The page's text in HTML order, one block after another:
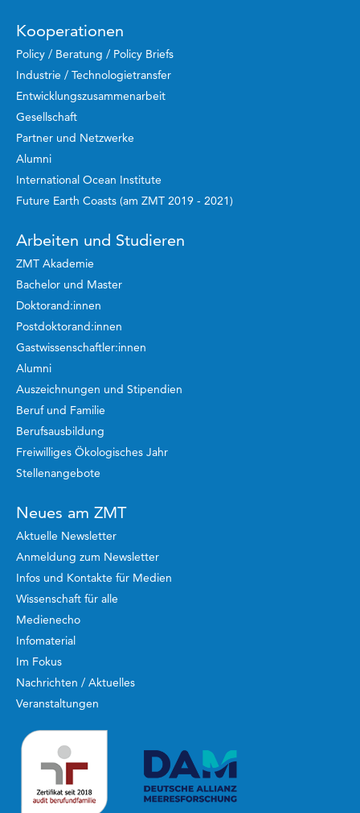
Kooperationen
Policy / Beratung / Policy Briefs
Industrie / Technologietransfer
Entwicklungszusammenarbeit
Gesellschaft
Partner und Netzwerke
Alumni
International Ocean Institute
Future Earth Coasts (am ZMT 2019 - 2021)
Arbeiten und Studieren
ZMT Akademie
Bachelor und Master
Doktorand:innen
Postdoktorand:innen
Gastwissenschaftler:innen
Alumni
Auszeichnungen und Stipendien
Beruf und Familie
Berufsausbildung
Freiwilliges Ökologisches Jahr
Stellenangebote
Neues am ZMT
Aktuelle Newsletter
Anmeldung zum Newsletter
Infos und Kontakte für Medien
Wissenschaft für alle
Medienecho
Infomaterial
Im Fokus
Nachrichten / Aktuelles
Veranstaltungen